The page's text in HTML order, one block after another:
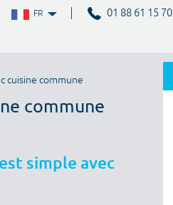
FR 01 88 61 15 70
cuisine commune
commune
simple avec